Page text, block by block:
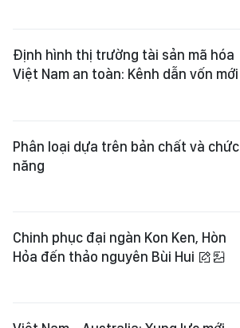
Định hình thị trường tài sản mã hóa
Việt Nam an toàn: Kênh dẫn vốn mới
Phân loại dựa trên bản chất và chức
năng
Chinh phục đại ngàn Kon Ken, Hòn
Hỏa đến thảo nguyên Bùi Hui